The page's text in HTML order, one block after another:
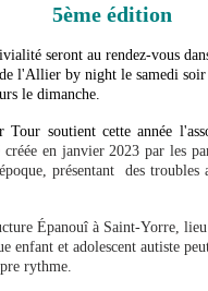
5ème édition
seront au rendez-vous
l'Allier by night le samedi soir
le dimanche.
soutient cette année
en janvier 2023 par les
présentant des troubles
Épanouî à Saint-Yorre,
enfant et adolescent autiste
rythme.